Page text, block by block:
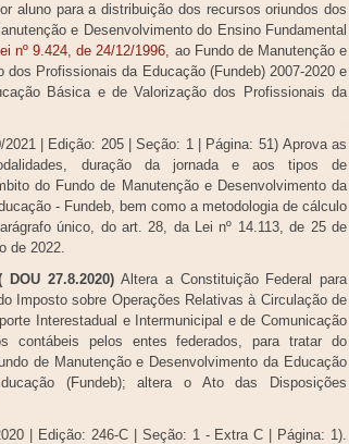
aluno para a distribuição dos recursos oriundos dos
e Desenvolvimento do Ensino Fundamental
nº 9.424, de 24/12/1996, ao Fundo de Manutenção e
Profissionais da Educação (Fundeb) 2007-2020 e
Básica e de Valorização dos Profissionais da
2021 Edição: 205 |Seção: 1 Página: 51) Aprova as
duração da jornada e aos tipos de
do Fundo de Manutenção e Desenvolvimento da
- Fundeb, bem como a metodologia de cálculo
único, do art. 28, da Lei nº 14.113, de 25 de
de 2022.
DOU 27.8.2020)Altera a Constituição Federal para
Imposto sobre Operações Relativas à Circulação de
Interestadual e Intermunicipal e de Comunicação
contábeis pelos entes federados, para tratar do
de Manutenção e Desenvolvimento da Educação
(Fundeb); altera o Ato das Disposições
| Edição: 246-C | Seção: 1 - Extra C | Página: 1).